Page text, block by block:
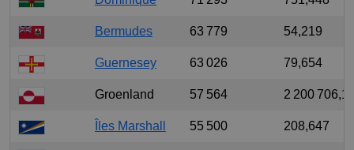
Bermudes 63 779 54,219
Guernesey 63 026 79,654
Groenland 57 564 2 200
Îles Marshall 55 500 208,647